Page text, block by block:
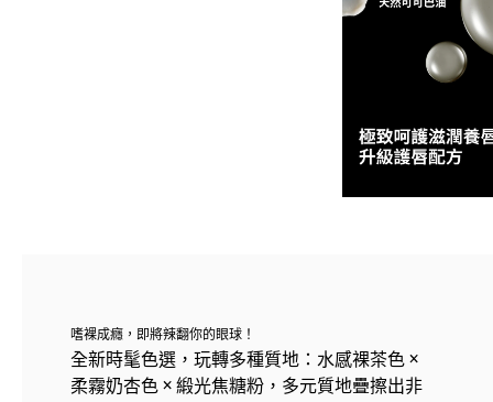
嗜裸成癮，即將辣翻你的眼球！
全新時髦色選，玩轉多種質地：水感裸茶色 ×
柔霧奶杏色 × 緞光焦糖粉，多元質地疊擦出非